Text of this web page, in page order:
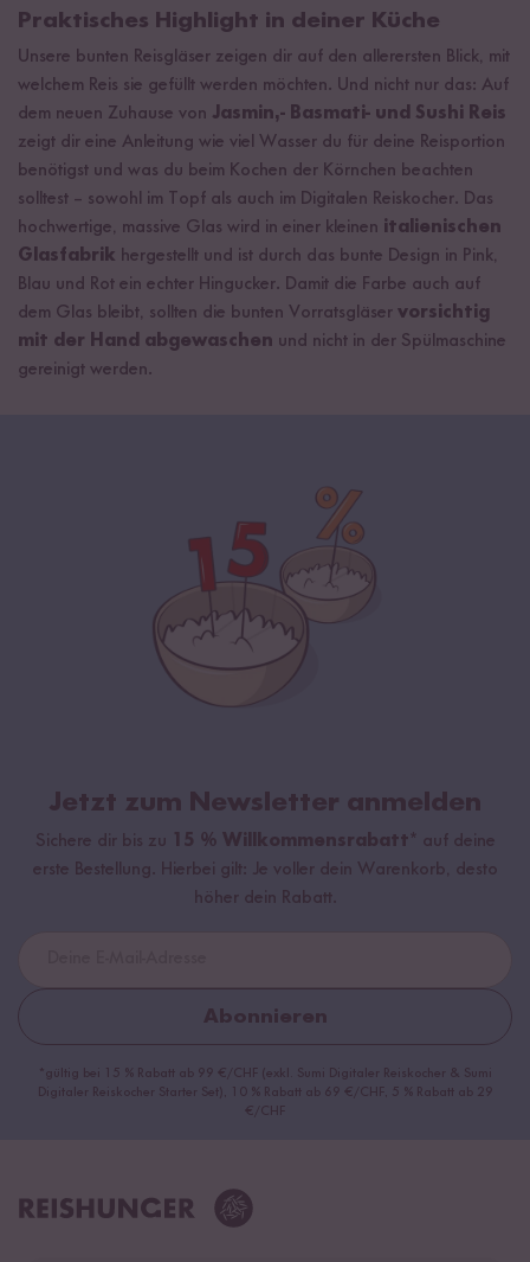
Praktisches Highlight in deiner Küche
Unsere bunten Reisgläser zeigen dir auf den allerersten Blick, mit
welchem Reis sie gefüllt werden möchten. Und nicht nur das: Auf
dem neuen Zuhause von Jasmin,- Basmati- und Sushi Reis
zeigt dir eine Anleitung wie viel Wasser du für deine Reisportion
benötigst und was du beim Kochen der Körnchen beachten
solltest – sowohl im Topf als auch im Digitalen Reiskocher. Das
hochwertige, massive Glas wird in einer kleinen italienischen
Glasfabrik hergestellt und ist durch das bunte Design in Pink,
Blau und Rot ein echter Hingucker. Damit die Farbe auch auf
dem Glas bleibt, sollten die bunten Vorratsgläser vorsichtig
mit der Hand abgewaschen und nicht in der Spülmaschine
gereinigt werden.
Jetzt zum Newsletter anmelden
Sichere dir bis zu 15 % Willkommensrabatt* auf deine
erste Bestellung. Hierbei gilt: Je voller dein Warenkorb, desto
höher dein Rabatt.
Abonnieren
*gültig bei 15 % Rabatt ab 99 €/CHF (exkl. Sumi Digitaler Reiskocher & Sumi
Digitaler Reiskocher Starter Set), 10 % Rabatt ab 69 €/CHF, 5 % Rabatt ab 29
€/CHF